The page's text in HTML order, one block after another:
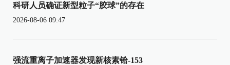
科研人员确证新型粒子“胶球”的存在
2026-08-06 09:47
强流重离子加速器发现新核素铪-153